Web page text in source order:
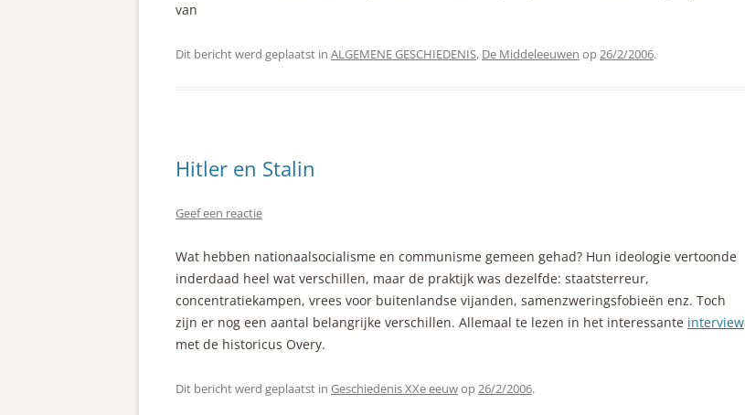
van
Dit bericht werd geplaatst in ALGEMENE GESCHIEDENIS, De Middeleeuwen op26/2/2006.
Hitler en Stalin
Geef een reactie
Wat hebben nationaalsocialisme en communisme gemeen gehad? Hun ideologie vertoonde
inderdaad heel wat verschillen, maar de praktijk was dezelfde: staatsterreur,
concentratiekampen, vrees voor buitenlandse vijanden, samenzweringsfobieën enz. Toch
zijn er nog een aantal belangrijke verschillen. Allemaal te lezen in het interessante interview
met de historicus Overy.
Dit bericht werd geplaatst in Geschiedenis XXe eeuwop26/2/2006.